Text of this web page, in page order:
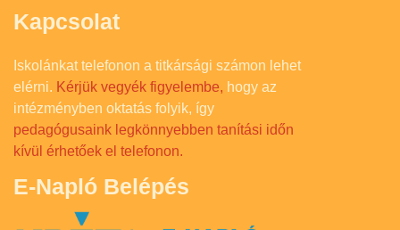
Kapcsolat
Iskolánkat telefonon a titkársági számon lehet
elérni. Kérjük vegyék figyelembe, hogy az
intézményben oktatás folyik, így
pedagógusaink legkönnyebben tanítási időn
kívül érhetőek el telefonon.
E-Napló Belépés